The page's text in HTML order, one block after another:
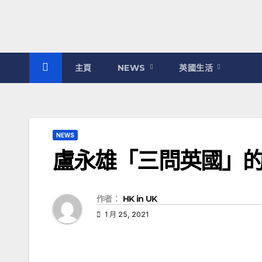
主頁 NEWS 英國生活
NEWS
盧永雄「三問英國」
作者： HK in UK
1 月 25, 2021